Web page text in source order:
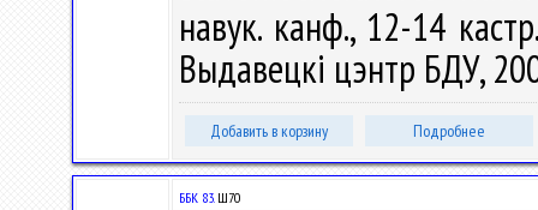
навук. канф., 12-14
Выдавецкі цэнтр БДУ,
Добавить в корзину Подробнее
ББК 83.Ш70